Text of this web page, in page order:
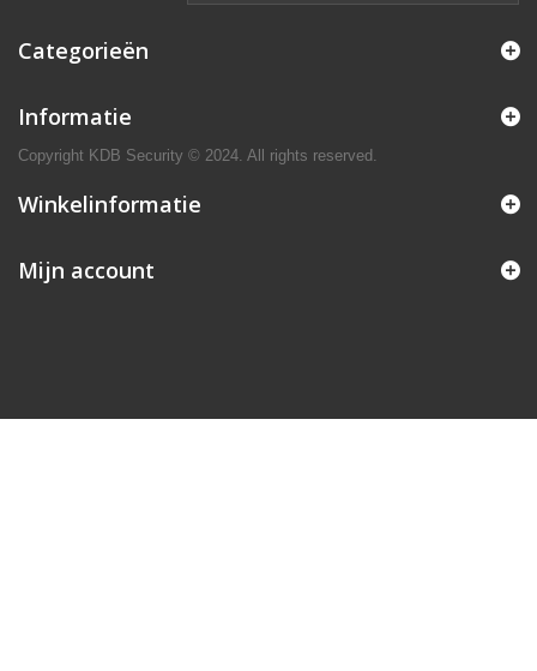
Categorieën
Informatie
Copyright KDB Security © 2024. All rights reserved.
Winkelinformatie
Mijn account